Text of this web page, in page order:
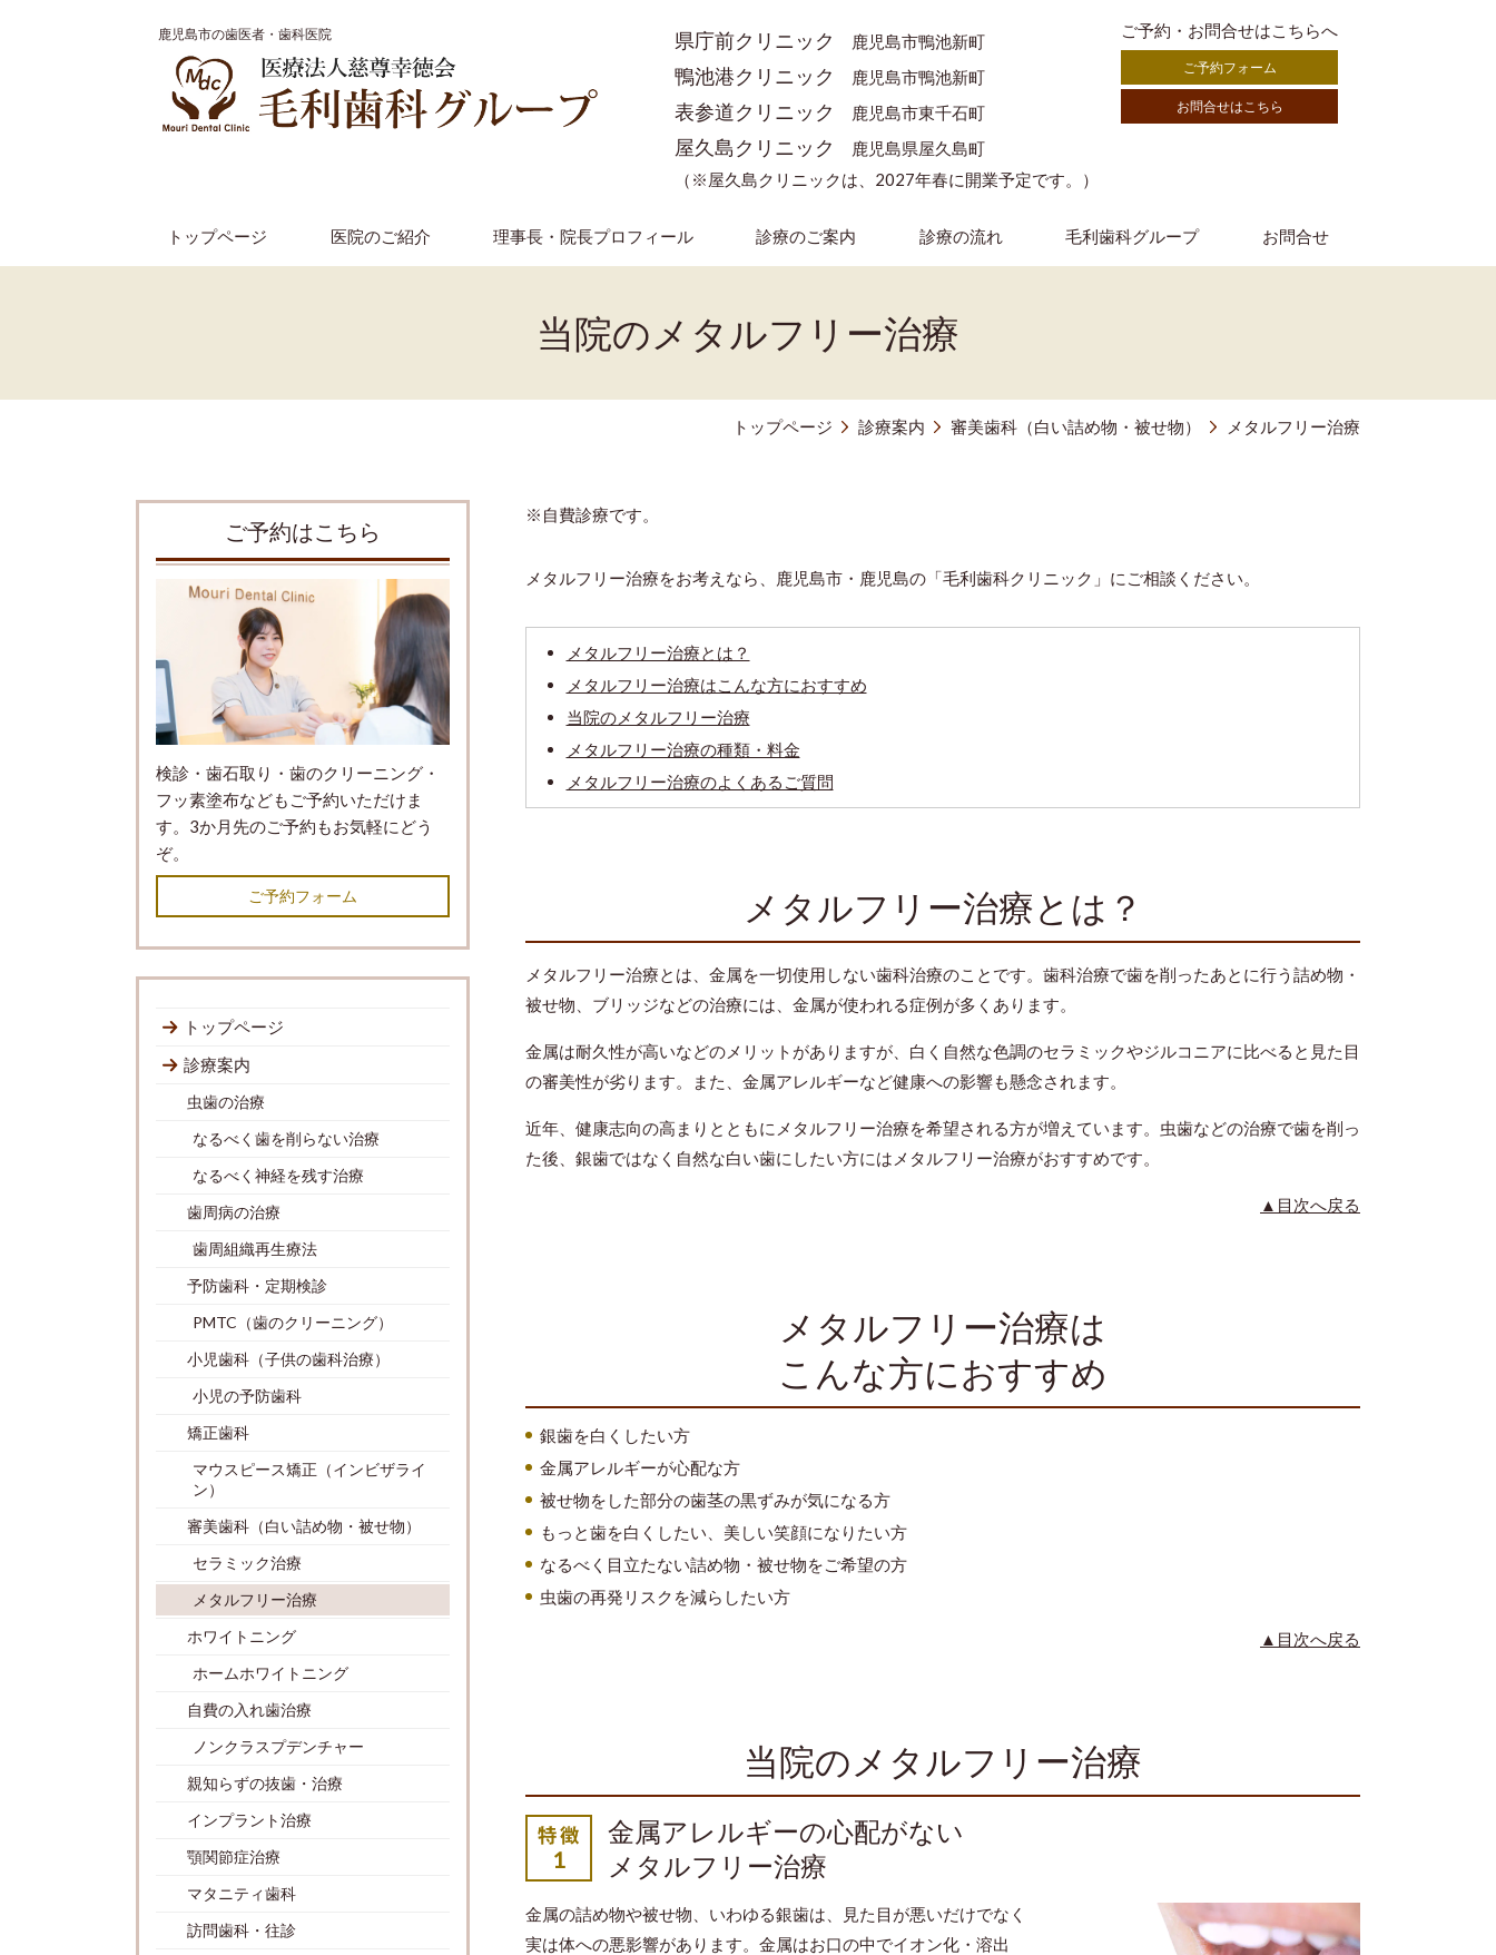
鹿児島市の歯医者・歯科医院 県庁前クリニック 鹿児島市鴨池新町
鴨池港クリニック 鹿児島市鴨池新町
表参道クリニック 鹿児島市東千石町
屋久島クリニック
鹿児島県屋久島町
（※屋久島クリニックは、2027年春に開業予定です。）
ご予約・お問合せはこちらへ
ご予約フォーム
お問合せはこちら
トップページ 医院のご紹介 理事長・院長プロフィール 診療のご案内 診療の流れ 毛利歯科グループ お問合せ
当院のメタルフリー治療
トップページ 診療案内 審美歯科（白い詰め物・被せ物） メタルフリー治療
※自費診療です。
メタルフリー治療をお考えなら、鹿児島市・鹿児島の「毛利歯科クリニック」にご相談ください。
メタルフリー治療とは？
メタルフリー治療はこんな方におすすめ
当院のメタルフリー治療
メタルフリー治療の種類・料金
メタルフリー治療のよくあるご質問
メタルフリー治療とは？
メタルフリー治療とは、金属を一切使用しない歯科治療のことです。歯科治療で歯を削ったあとに行う詰め物・
被せ物、ブリッジなどの治療には、金属が使われる症例が多くあります。
金属は耐久性が高いなどのメリットがありますが、白く自然な色調のセラミックやジルコニアに比べると見た目
の審美性が劣ります。また、金属アレルギーなど健康への影響も懸念されます。
近年、健康志向の高まりとともにメタルフリー治療を希望される方が増えています。虫歯などの治療で歯を削っ
た後、銀歯ではなく自然な白い歯にしたい方にはメタルフリー治療がおすすめです。
▲目次へ戻る
メタルフリー治療は
こんな方におすすめ
銀歯を白くしたい方
金属アレルギーが心配な方
被せ物をした部分の歯茎の黒ずみが気になる方
もっと歯を白くしたい、美しい笑顔になりたい方
なるべく目立たない詰め物・被せ物をご希望の方
虫歯の再発リスクを減らしたい方
▲目次へ戻る
当院のメタルフリー治療
金属アレルギーの心配がない
メタルフリー治療
金属の詰め物や被せ物、いわゆる銀歯は、見た目が悪いだけでなく
実は体への悪影響があります。金属はお口の中でイオン化・溶出
ご予約はこちら
検診・歯石取り・歯のクリーニング・
フッ素塗布などもご予約いただけま
す。3か月先のご予約もお気軽にどう
ぞ。
ご予約フォーム
トップページ
診療案内
虫歯の治療
なるべく歯を削らない治療
なるべく神経を残す治療
歯周病の治療
歯周組織再生療法
予防歯科・定期検診
PMTC（歯のクリーニング）
小児歯科（子供の歯科治療）
小児の予防歯科
矯正歯科
マウスピース矯正（インビザライ
ン）
審美歯科（白い詰め物・被せ物）
セラミック治療
メタルフリー治療
ホワイトニング
ホームホワイトニング
自費の入れ歯治療
ノンクラスプデンチャー
親知らずの抜歯・治療
インプラント治療
顎関節症治療
マタニティ歯科
訪問歯科・往診